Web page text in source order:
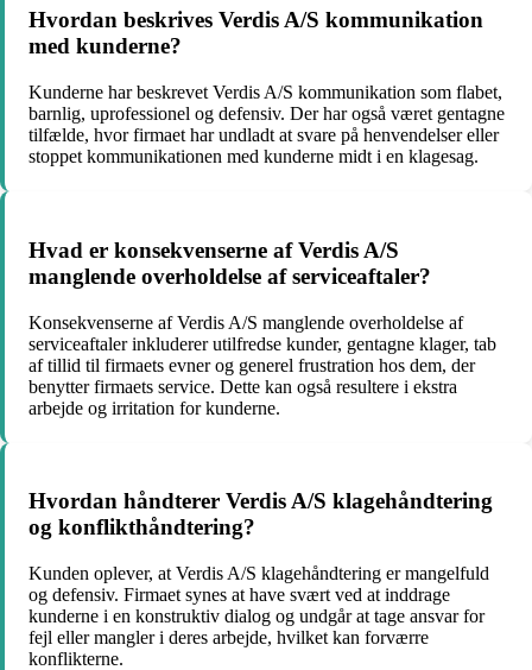
Hvordan beskrives Verdis A/S kommunikation
med kunderne?
Kunderne har beskrevet Verdis A/S kommunikation som flabet,
barnlig, uprofessionel og defensiv. Der har også været gentagne
tilfælde, hvor firmaet har undladt at svare på henvendelser eller
stoppet kommunikationen med kunderne midt i en klagesag.
Hvad er konsekvenserne af Verdis A/S
manglende overholdelse af serviceaftaler?
Konsekvenserne af Verdis A/S manglende overholdelse af
serviceaftaler inkluderer utilfredse kunder, gentagne klager, tab
af tillid til firmaets evner og generel frustration hos dem, der
benytter firmaets service. Dette kan også resultere i ekstra
arbejde og irritation for kunderne.
Hvordan håndterer Verdis A/S klagehåndtering
og konflikthåndtering?
Kunden oplever, at Verdis A/S klagehåndtering er mangelfuld
og defensiv. Firmaet synes at have svært ved at inddrage
kunderne i en konstruktiv dialog og undgår at tage ansvar for
fejl eller mangler i deres arbejde, hvilket kan forværre
konflikterne.